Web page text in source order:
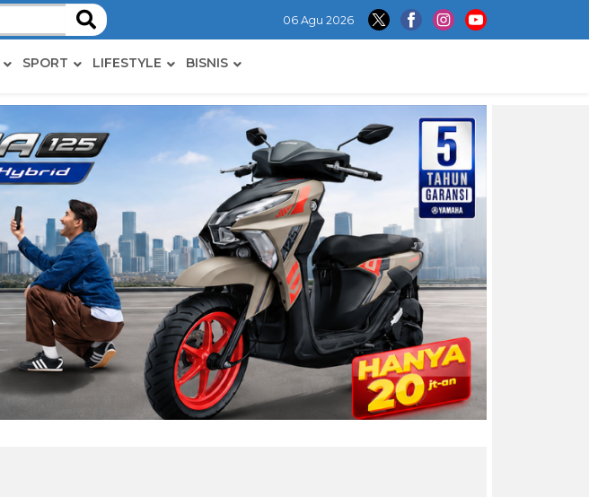
06 Agu 2026
SPORT LIFESTYLE BISNIS